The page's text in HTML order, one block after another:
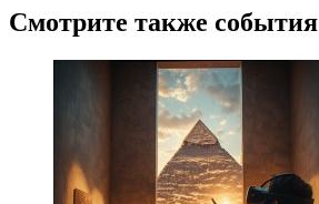
Смотрите также события